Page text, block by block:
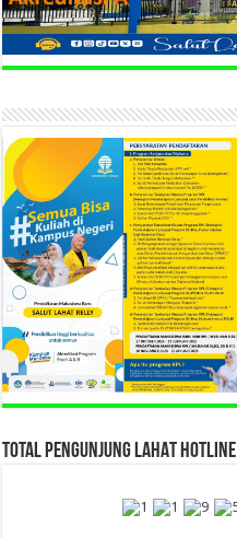
TOTAL PENGUNJUNG LAHAT HOTLINE